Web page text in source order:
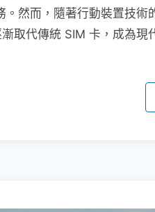
然而，隨著行動裝置技術
取代傳統 SIM 卡，成為現